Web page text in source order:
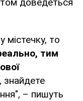
то
тим
– пишуть